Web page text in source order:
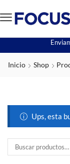
Inicio Shop
Ups, esta